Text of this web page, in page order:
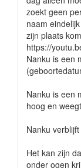
zoekt geen
naam
zijn plaats
https://
Nanku is een
Nanku is een
hoog en
Nanku
Het kan zijn
onder ogen